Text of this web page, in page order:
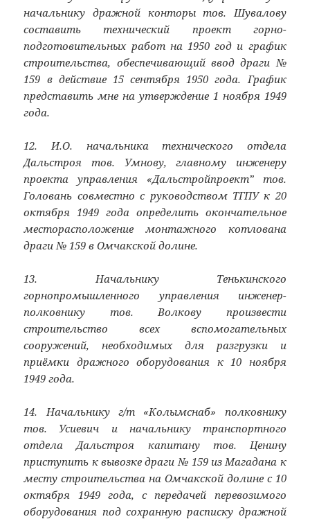
начальнику дражной конторы тов. Шувалову
составить технический проект горно-
подготовительных работ на 1950 год и график
строительства, обеспечивающий ввод драги №
159 в действие 15 сентября 1950 года. График
представить мне на утверждение 1 ноября 1949
года.
12. И.О. начальника технического отдела
Дальстроя тов. Умнову, главному инженеру
проекта управления «Дальстройпроект” тов.
Головань совместно с руководством ТГПУ к 20
октября 1949 года определить окончательное
месторасположение монтажного котлована
драги № 159 в Омчакской долине.
13. Начальнику Тенькинского
горнопромышленного управления инженер-
полковнику тов. Волкову произвести
строительство всех вспомогательных
сооружений, необходимых для разгрузки и
приёмки дражного оборудования к 10 ноября
1949 года.
14. Начальнику г/т «Колымснаб» полковнику
тов. Усиевич и начальнику транспортного
отдела Дальстроя капитану тов. Ценину
приступить к вывозке драги № 159 из Магадана к
месту строительства на Омчакской долине с 10
октября 1949 года, с передачей перевозимого
оборудования под сохранную расписку дражной